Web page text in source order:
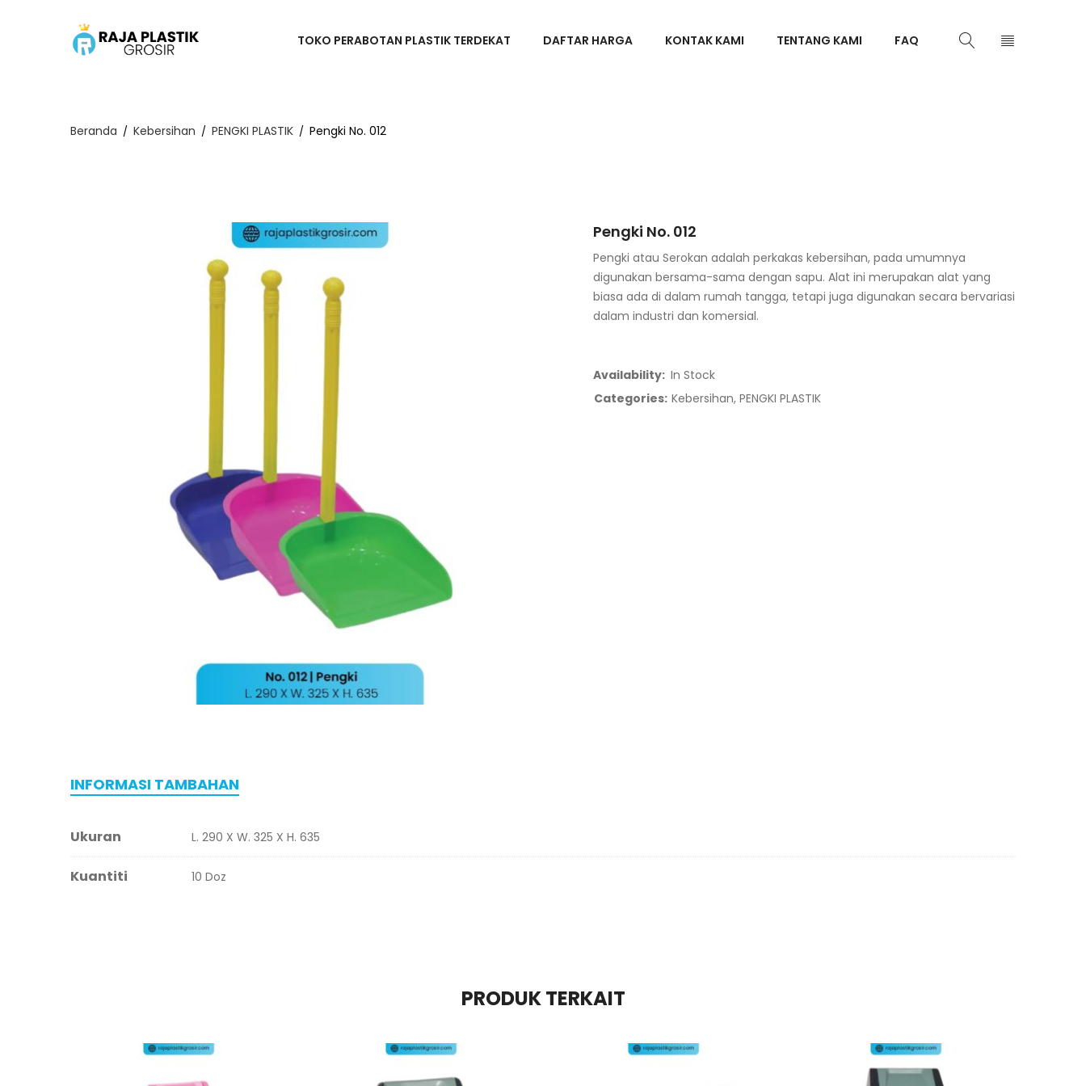
TOKO PERABOTAN PLASTIK TERDEKAT DAFTAR HARGA KONTAK KAMI TENTANG KAMI FAQ
Beranda / Kebersihan / PENGKI PLASTIK / Pengki No. 012
Pengki No. 012
Pengki atau Serokan adalah perkakas kebersihan, pada umumnya
digunakan bersama-sama dengan sapu. Alat ini merupakan alat yang
biasa ada di dalam rumah tangga, tetapi juga digunakan secara bervariasi
dalam industri dan komersial.
Availability: In Stock
Categories: Kebersihan, PENGKI PLASTIK
INFORMASI TAMBAHAN
Ukuran L. 290 X W. 325 X H. 635
Kuantiti 10 Doz
PRODUK TERKAIT